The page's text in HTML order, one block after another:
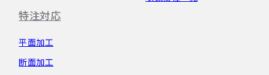
特注対応
平面加工
断面加工